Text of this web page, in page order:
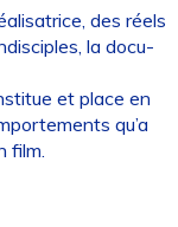
des réels
la docu-
et place en
qu’a
film.